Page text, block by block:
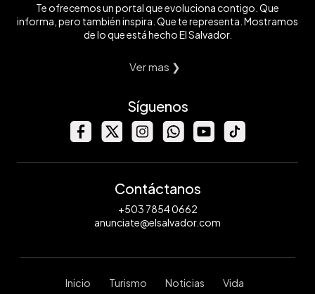
Te ofrecemos un portal que evoluciona contigo. Que
informa, pero también inspira. Que te representa. Mostramos
de lo que está hecho El Salvador.
Ver mas ❯
Síguenos
Contáctanos
+503 7854 0662
anunciate@elsalvador.com
Inicio Turismo Noticias Vida